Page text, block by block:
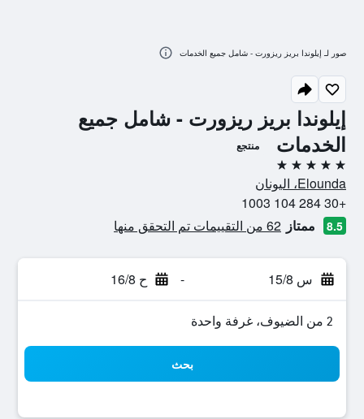
إيلوندا بريز ريزورت - شامل جميع
الخدمات
منتجع
5 نجوم
Elounda، اليونان
+30 284 104 1003
8.5 ممتاز 62 من التقييمات تم التحقق منها
س 15/8 - ح 16/8
2 من الضيوف، غرفة واحدة
بحث
صور لـ إيلوندا بريز ريزورت - شامل جميع الخدمات